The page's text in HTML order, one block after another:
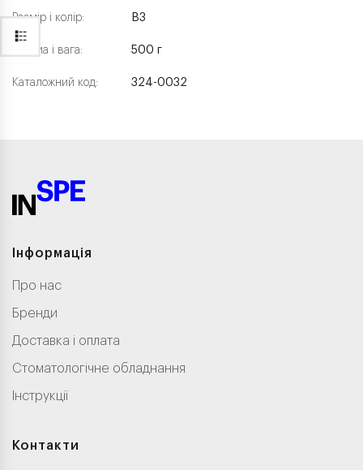
Розмір і колір:
Форма і вага:
Каталожний код:
B3
500 г
324-0032
Інформація
Про нас
Бренди
Доставка і оплата
Стоматологічне обладнання
Інструкції
Контакти